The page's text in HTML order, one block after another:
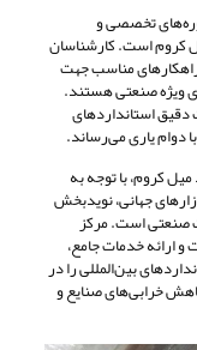
تخصصی و
کروم است. کارشناسان
راهکارهای مناسب جهت
ویژه صنعتی هستند.
دقیق استانداردهای
دوام یاری می‌رساند.
کروم، با توجه به
جهانی، نویدبخش
صنعتی است. مرکز
ارائه خدمات جامع،
بین‌المللی را در
خرابی‌های صنایع و